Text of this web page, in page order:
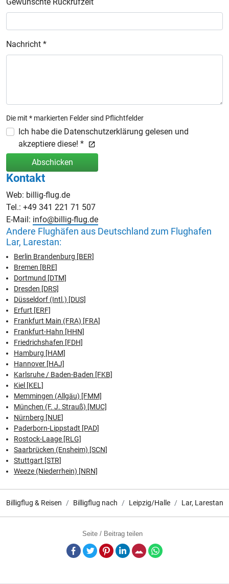
Nachricht *
Die mit * markierten Felder sind Pflichtfelder
Ich habe die Datenschutzerklärung gelesen und
akzeptiere diese! *
Abschicken
Kontakt
Web: billig-flug.de
Tel.: +49 341 221 71 507
E-Mail: info@billig-flug.de
Andere Flughäfen aus Deutschland zum Flughafen
Lar, Larestan:
Berlin Brandenburg [BER]
Bremen [BRE]
Dortmund [DTM]
Dresden [DRS]
Düsseldorf (Intl.) [DUS]
Erfurt [ERF]
Frankfurt Main (FRA) [FRA]
Frankfurt-Hahn [HHN]
Friedrichshafen [FDH]
Hamburg [HAM]
Hannover [HAJ]
Karlsruhe / Baden-Baden [FKB]
Kiel [KEL]
Memmingen (Allgäu) [FMM]
München (F. J. Strauß) [MUC]
Nürnberg [NUE]
Paderborn-Lippstadt [PAD]
Rostock-Laage [RLG]
Saarbrücken (Ensheim) [SCN]
Stuttgart [STR]
Weeze (Niederrhein) [NRN]
Billigflug & Reisen Billigflug nach Leipzig/Halle Lar, Larestan
Seite / Beitrag teilen
Facebook
TwitterPinterestLinkedInE-Mail